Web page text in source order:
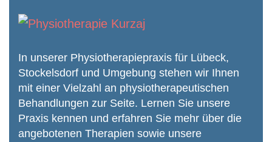
In unserer Physiotherapiepraxis für Lübeck,
Stockelsdorf und Umgebung stehen wir Ihnen
mit einer Vielzahl an physiothera­peutischen
Behandlungen zur Seite. Lernen Sie unsere
Praxis kennen und erfahren Sie mehr über die
angebotenen Therapien sowie unsere